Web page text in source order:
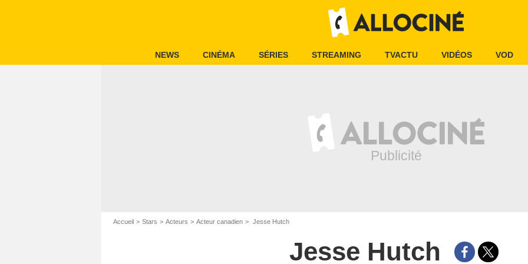
NEWS CINÉMA SÉRIES STREAMING TVACTU VIDÉOS VOD
Accueil Stars Acteurs Acteur canadien Jesse Hutch
Jesse Hutch